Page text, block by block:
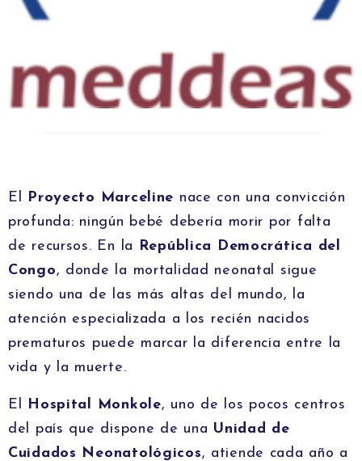
El Proyecto Marceline nace con una convicción
profunda: ningún bebé debería morir por falta
de recursos. En la República Democrática del
Congo, donde la mortalidad neonatal sigue
siendo una de las más altas del mundo, la
atención especializada a los recién nacidos
prematuros puede marcar la diferencia entre la
vida y la muerte.
El Hospital Monkole, uno de los pocos centros
del país que dispone de una Unidad de
Cuidados Neonatológicos, atiende cada año a